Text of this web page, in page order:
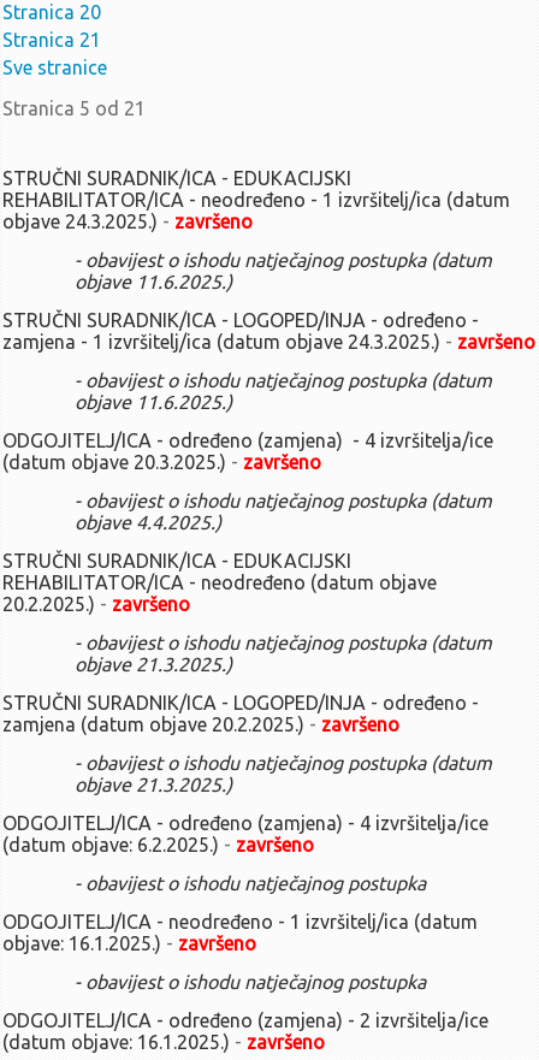
Poziv za 49. sjednicu UV-a (31.1.2025.) - odgođeno za 5.2.2025.
Zaključci sa 48. sjednice UV-a (15.1.2025.)
Poziv za 48. sjednicu UV-a (15.1.2025.)
Zaključci sa 47. sjednice UV-a (13.1.2025.)
Sjednice u 2024.
listopad - prosinac
Zaključci sa 46. sjednice UV-a (18.12.2024.)
Poziv za 46. sjednicu UV-a (18.12.2024.)
Zaključci sa 45. sjednice UV-a (10.12.2024.)
Poziv za 45. sjednicu UV-a (10.12.2024.)
Zaključci sa 44. sjednice UV-a (7.11.2024.)
Poziv za 44. sjednicu UV-a (7.11.2024.)
Zaključci sa 43. sjednice UV-a (24.10.2024.)
Poziv za 43. sjednicu UV-a (24.10.2024.)
Zaključci sa 42. sjednice UV-a (15.10.2024.)
Poziv za 42. sjednicu UV-a (15.10.2024.)
srpanj - rujan
Zaključci sa 41. sjednice UV-a (27.9.2024.)
Poziv za 41. sjednicu UV-a (27.9.2024.)
Zaključci sa 40. sjednice UV-a (3.9.2024.)
Poziv za 40. sjednicu UV-a (3.9.2024.)
Zaključci sa 39. sjednice UV-a (23.7.2024.)
Poziv za 39. sjednicu UV-a (23.7.2024.)
travanj - lipanj
Zaključci sa 38. sjednice UV-a (25.6.2024.)
Poziv za 38. sjednicu UV-a (25.6.2024.)
Zaključci sa 37. sjednice UV-a (11.6.2024.)
Poziv za 37. sjednicu UV-a (11.6.2024.)
Zaključci sa 36. sjednice UV-a (14.5.2024.)
siječanj - ožujak
Poziv za 35. sjednicu UV-a (26.3.2024.)
Zaključci sa 34. sjednice UV-a (20.2.2024.)
Poziv za 34. sjednicu UV-a (20.2.2024.)
Stranica 20
Stranica 21
Sve stranice
Stranica 5 od 21
STRUČNI SURADNIK/ICA - EDUKACIJSKI
REHABILITATOR/ICA - neodređeno - 1 izvršitelj/ica (datum
objave 24.3.2025.) - završeno
- obavijest o ishodu natječajnog postupka (datum
objave 11.6.2025.)
STRUČNI SURADNIK/ICA - LOGOPED/INJA - određeno -
zamjena - 1 izvršitelj/ica (datum objave 24.3.2025.) - završeno
- obavijest o ishodu natječajnog postupka (datum
objave 11.6.2025.)
ODGOJITELJ/ICA - određeno (zamjena) - 4 izvršitelja/ice
(datum objave 20.3.2025.) - završeno
- obavijest o ishodu natječajnog postupka (datum
objave 4.4.2025.)
STRUČNI SURADNIK/ICA - EDUKACIJSKI
REHABILITATOR/ICA - neodređeno (datum objave
20.2.2025.) - završeno
- obavijest o ishodu natječajnog postupka (datum
objave 21.3.2025.)
STRUČNI SURADNIK/ICA - LOGOPED/INJA - određeno -
zamjena (datum objave 20.2.2025.) - završeno
- obavijest o ishodu natječajnog postupka (datum
objave 21.3.2025.)
ODGOJITELJ/ICA - određeno (zamjena) - 4 izvršitelja/ice
(datum objave: 6.2.2025.) - završeno
- obavijest o ishodu natječajnog postupka
ODGOJITELJ/ICA - neodređeno - 1 izvršitelj/ica (datum
objave: 16.1.2025.) - završeno
- obavijest o ishodu natječajnog postupka
ODGOJITELJ/ICA - određeno (zamjena) - 2 izvršitelja/ice
(datum objave: 16.1.2025.) - završeno